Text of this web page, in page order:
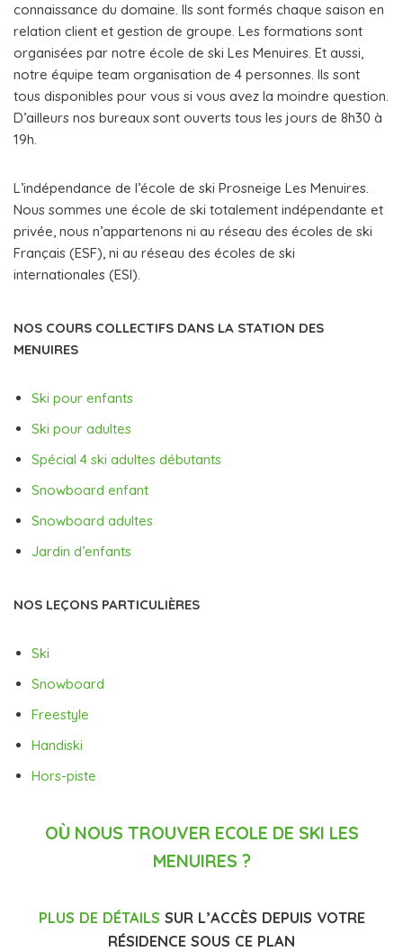
connaissance du domaine. Ils sont formés chaque saison en
relation client et gestion de groupe. Les formations sont
organisées par notre école de ski Les Menuires. Et aussi,
notre équipe team organisation de 4 personnes. Ils sont
tous disponibles pour vous si vous avez la moindre question.
D’ailleurs nos bureaux sont ouverts tous les jours de 8h30 à
19h.
L’indépendance de l’école de ski Prosneige Les Menuires.
Nous sommes une école de ski totalement indépendante et
privée, nous n’appartenons ni au réseau des écoles de ski
Français (ESF), ni au réseau des écoles de ski
internationales (ESI).
NOS COURS COLLECTIFS DANS LA STATION DES
MENUIRES
Ski pour enfants
Ski pour adultes
Spécial 4 ski adultes débutants
Snowboard enfant
Snowboard adultes
Jardin d’enfants
NOS LEÇONS PARTICULIÈRES
Ski
Snowboard
Freestyle
Handiski
Hors-piste
OÙ NOUS TROUVER ECOLE DE SKI LES
MENUIRES ?
PLUS DE DÉTAILS SUR L’ACCÈS DEPUIS VOTRE
RÉSIDENCE SOUS CE PLAN